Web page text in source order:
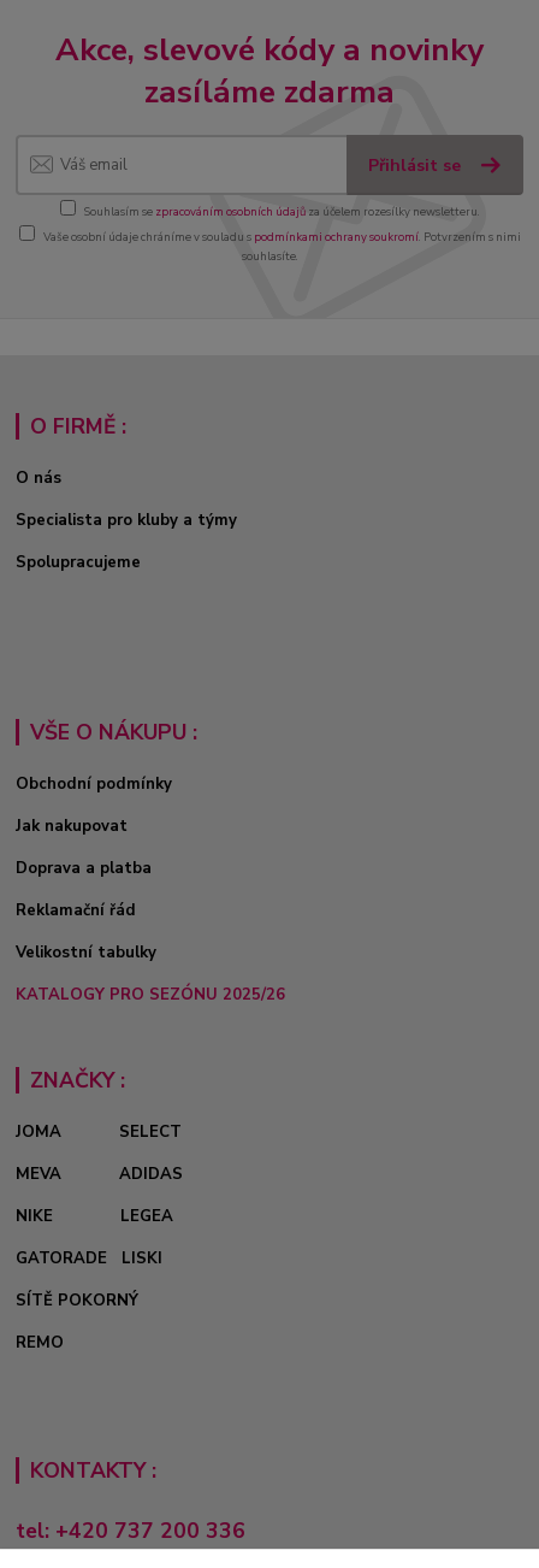
Akce, slevové kódy a novinky
zasíláme zdarma
Přihlásit se
Souhlasím se zpracováním osobních údajůza účelem rozesílky newsletteru.
Vaše osobní údaje chráníme v souladu s podmínkami ochrany soukromí. Potvrzením s nimi
souhlasíte.
O FIRMĚ :
O nás
Specialista pro kluby a týmy
Spolupracujeme
VŠE O NÁKUPU :
Obchodní podmínky
Jak nakupovat
Doprava a platba
Reklamační řád
Velikostní tabulky
KATALOGY PRO SEZÓNU 2025/26
ZNAČKY :
JOMA
SELECT
MEVA
ADIDAS
NIKE
LEGEA
GATORADE
LISKI
SÍTĚ POKORNÝ
REMO
KONTAKTY :
tel: +420 737 200 336
Pondělí-Pátek: 8 - 17 hodin